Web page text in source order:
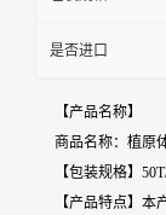
是否进口
【产品名称】
商品名称：植原
【包装规格】
【产品特点】本